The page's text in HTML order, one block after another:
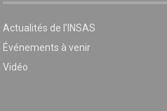
Actualités de l’INSAS
Événements à venir
Vidéo